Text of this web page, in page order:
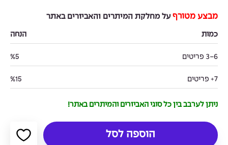
מבצע מטורף על מחלקת המיתרים והאביזרים באתר
כמות הנחה
3-6 פריטים %5
7+ פריטים %15
ניתן לערבב בין כל סוגי האביזרים והמיתרים באתר!
הוספה לסל